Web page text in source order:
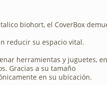
biohort, el CoverBox
reducir su espacio vital.
herramientas y juguetes,
Gracias a su tamaño
en su ubicación.